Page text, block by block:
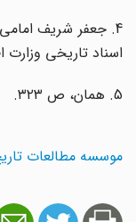
4. جعفر شریف امامی
اسناد تاریخی وزارت اطلاعات،
موسسه مطالعات تاریخ